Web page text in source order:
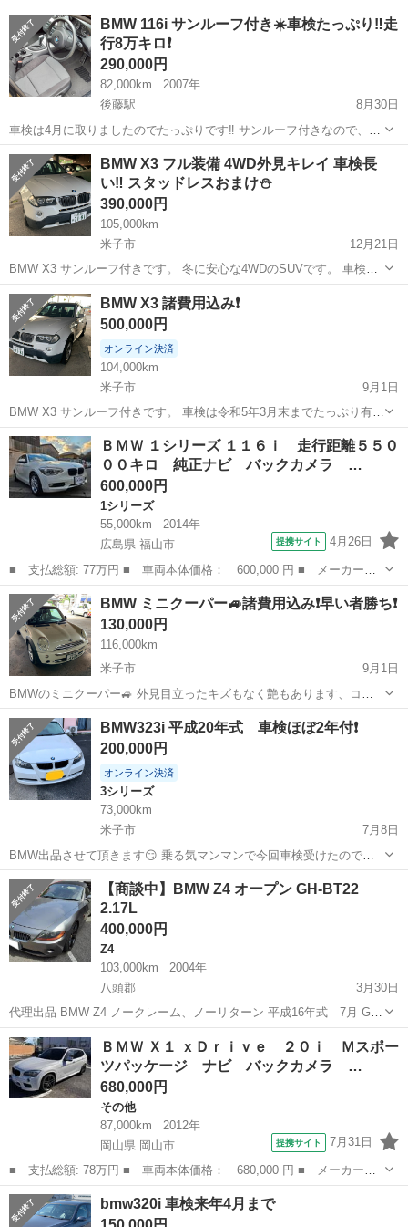
名： ＢＭＷ ■ 車種名： ３シリーズ ■ グレード名： ３２０
ｉ Ｍスポーツ Ｍスポーツ Ｂｌｕｅｔｏｏｔｈ バックカメラ
ＴＶ ＥＴＣ ド...
岡山 赤磐市 3シリーズ
BMW 116i サンルーフ付き☀️車検たっぷり‼️走
行8万キロ❗️
290,000円
82,000km
2007年
後藤駅
8月30日
車検は4月に取りましたのでたっぷりです‼️ サンルーフ付きなので、こ
れから秋のシーズンにピッタリです。🎵😀 お盆の帰省で、高速を300
キロ走りましたが燃費も良くクーラーもよく効き快適でした🚙 自賠責
保険と重量税、リサイクル...
鳥取 米子市 BMW
BMW X3 フル装備 4WD外見キレイ 車検長
い‼️ スタッドレスおまけ⛄️
390,000円
105,000km
米子市
12月21日
BMW X3 サンルーフ付きです。 冬に安心な4WDのSUVです。 車検は
令和5年3月末までたっぷり有ります。 全体的にキレイで、大切に使わ
れた感じのクルマです。 エアコンもしっかり冷えて、開放感のあるサ
ンルーフになってます...
鳥取 米子市 令和5年
BMW X3 諸費用込み❗️
500,000円
オンライン決済
104,000km
米子市
9月1日
BMW X3 サンルーフ付きです。 車検は令和5年3月末までたっぷり有り
ます。 全体的にキレイで、大切に使われた感じのクルマです。 エアコ
ンもしっかり冷えて、ルーフ一杯開くサンルーフになってます。オー
トクルーズ、パワーシート...
鳥取 米子市 BMW セルモーター
ＢＭＷ １シリーズ １１６ｉ 走行距離５５０
００キロ 純正ナビ バックカメラ …
600,000円
1シリーズ
55,000km
2014年
広島県 福山市
提携サイト 4月26日
■ 支払総額: 77万円 ■ 車両本体価格： 600,000 円 ■ メーカー
名： ＢＭＷ ■ 車種名： １シリーズ ■ グレード名： １１６
ｉ 走行距離５５０００キロ 純正ナビ バックカメラ スマートキ
ー２本 ＥＴＣ タ...
広島 福山市 1シリーズ
BMW ミニクーパー🚙諸費用込み❗️早い者勝ち❗️
130,000円
116,000km
米子市
9月1日
BMWのミニクーパー🚙 外見目立ったキズもなく艶もあります、コー
ティング済みで雨も良く弾きます。 来年1月まで車検あります。 イン
ダッシュモニタータイプのカーナビ付いてます。 プラグ、イグナイタ
ーコイルも交換済みでエンジンの...
鳥取 米子市 ミニクーパー
BMW323i 平成20年式 車検ほぼ2年付❗️
200,000円
オンライン決済
3シリーズ
73,000km
米子市
7月8日
BMW出品させて頂きます😏 乗る気マンマンで今回車検受けたのです
が、諸事情により手放す方向になりました… 興味ある方はメッセージ
お待ちしております！ 平成20年式 現在約73000キロ走行 車検 令和5
年7月まで ヘッ...
鳥取 米子市 3シリーズ
【商談中】BMW Z4 オープン GH-BT22
2.17L
400,000円
Z4
103,000km
2004年
八頭郡
3月30日
代理出品 BMW Z4 ノークレーム、ノーリターン 平成16年式 7月 GH-
BT22 排気量 2.17L 手動オープンOK👌🏻 走る、曲がる、止まるOK❗ 走
行距離 103000km 車検令和3年7月末まで ...
鳥取 八頭郡
ＢＭＷ Ｘ１ ｘＤｒｉｖｅ ２０ｉ Ｍスポー
ツパッケージ ナビ バックカメラ …
680,000円
その他
87,000km
2012年
岡山県 岡山市
提携サイト 7月31日
■ 支払総額: 78万円 ■ 車両本体価格： 680,000 円 ■ メーカー
名： ＢＭＷ ■ 車種名： Ｘ１ ■ グレード名： ｘＤｒｉｖｅ
２０ｉ Ｍスポーツパッケージ ナビ バックカメラ ＥＴＣ 車高
岡山 岡山市
bmw320i 車検来年4月まで